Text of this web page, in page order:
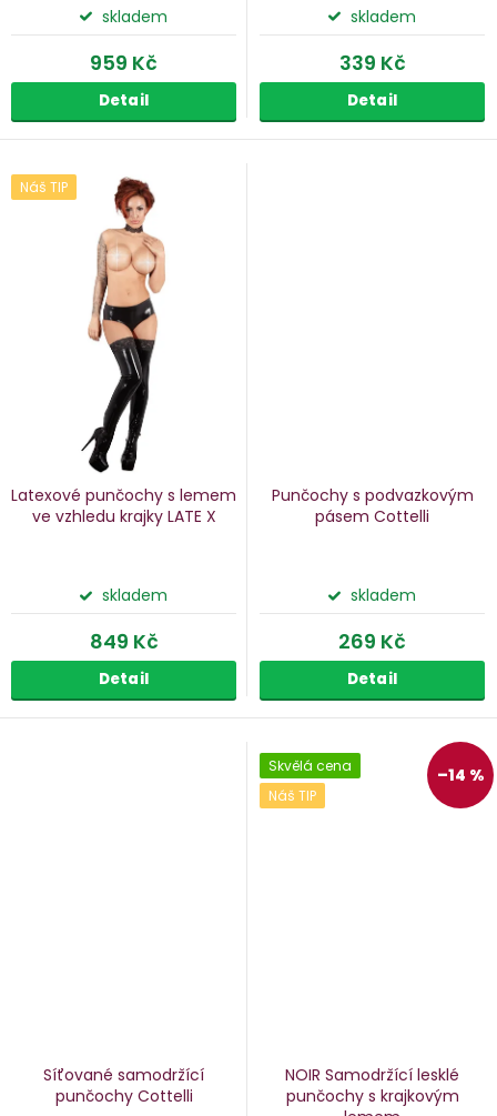
skladem
959 Kč
Detail
skladem
339 Kč
Detail
Náš TIP
Latexové punčochy s lemem
ve vzhledu krajky LATE X
skladem
849 Kč
Detail
Punčochy s podvazkovým
pásem Cottelli
skladem
269 Kč
Detail
Síťované samodržící
punčochy Cottelli
Skvělá cena
Náš TIP
–14 %
NOIR Samodržící lesklé
punčochy s krajkovým